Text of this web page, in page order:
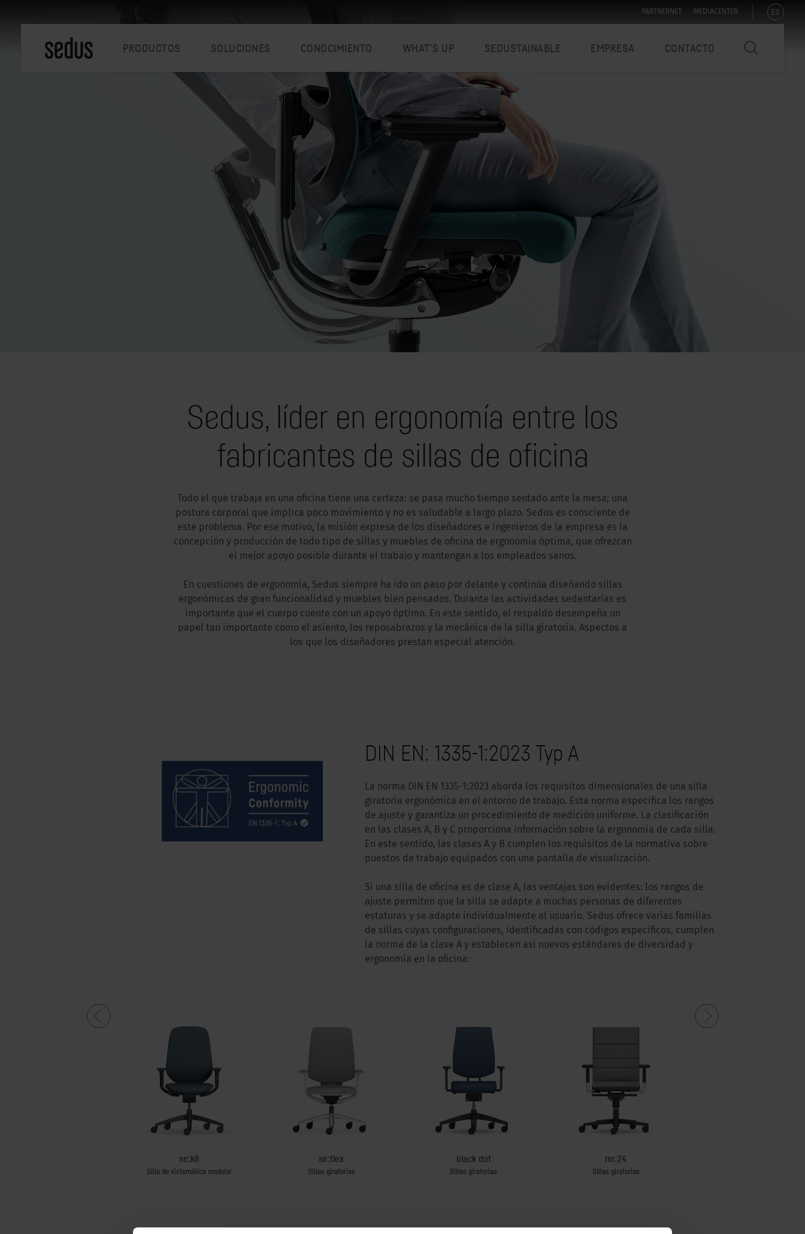
PARTNERNET MEDIACENTER ES
PRODUCTOS SOLUCIONES CONOCIMIENTO WHAT’S UP SEDUSTAINABLE EMPRESA CONTACTO
Sedus, líder en ergonomía entre los
fabricantes de sillas de oficina
Todo el que trabaja en una oficina tiene una certeza: se pasa mucho tiempo sentado ante la mesa; una
postura corporal que implica poco movimiento y no es saludable a largo plazo. Sedus es consciente de
este problema. Por ese motivo, la misión expresa de los diseñadores e ingenieros de la empresa es la
concepción y producción de todo tipo de sillas y muebles de oficina de ergonomía óptima, que ofrezcan
el mejor apoyo posible durante el trabajo y mantengan a los empleados sanos.
En cuestiones de ergonomía, Sedus siempre ha ido un paso por delante y continúa diseñando sillas
ergonómicas de gran funcionalidad y muebles bien pensados. Durante las actividades sedentarias es
importante que el cuerpo cuente con un apoyo óptimo. En este sentido, el respaldo desempeña un
papel tan importante como el asiento, los reposabrazos y la mecánica de la silla giratoria. Aspectos a
los que los diseñadores prestan especial atención.
DIN EN: 1335-1:2023 Typ A
La norma DIN EN 1335-1:2023 aborda los requisitos dimensionales de una silla
giratoria ergonómica en el entorno de trabajo. Esta norma especifica los rangos
de ajuste y garantiza un procedimiento de medición uniforme. La clasificación
en las clases A, B y C proporciona información sobre la ergonomía de cada silla.
En este sentido, las clases A y B cumplen los requisitos de la normativa sobre
puestos de trabajo equipados con una pantalla de visualización.
Si una silla de oficina es de clase A, las ventajas son evidentes: los rangos de
ajuste permiten que la silla se adapte a muchas personas de diferentes
estaturas y se adapte individualmente al usuario. Sedus ofrece varias familias
de sillas cuyas configuraciones, identificadas con códigos específicos, cumplen
la norma de la clase A y establecen así nuevos estándares de diversidad y
ergonomía en la oficina:
se:kit
Silla de sistemática modular
se:flex
Sillas giratorias
black dot
Sillas giratorias
mr.24
Sillas giratorias